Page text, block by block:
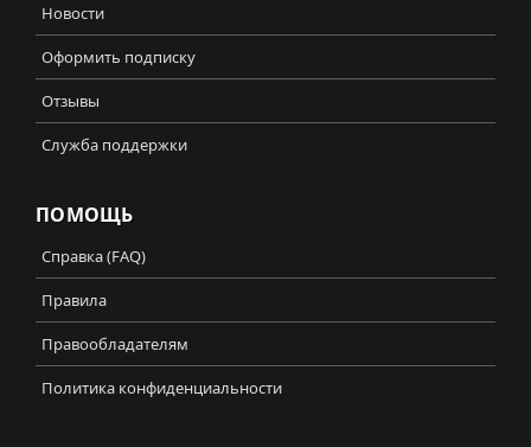
Новости
Оформить подписку
Отзывы
Служба поддержки
ПОМОЩЬ
Справка (FAQ)
Правила
Правообладателям
Политика конфиденциальности